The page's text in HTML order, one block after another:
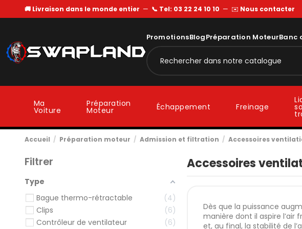
🚚 Livraison dans le monde entier — 📞 Tel: 03 22 24 10 10 — ✉️ Nous contacter
PromotionsBlogPréparation MoteurBanc
Ma
Voiture
Préparation
Moteur Échappement Freinage
Accueil Préparation moteur Admission et filtration Accessoires
Accessoires
Dès que la puissance
manière dont il aspire l’air
et, au final, la stabilité de
Filtrer
Type
Bague thermo-rétractable
4
Clips
6
Contrôleur de ventilateur
6